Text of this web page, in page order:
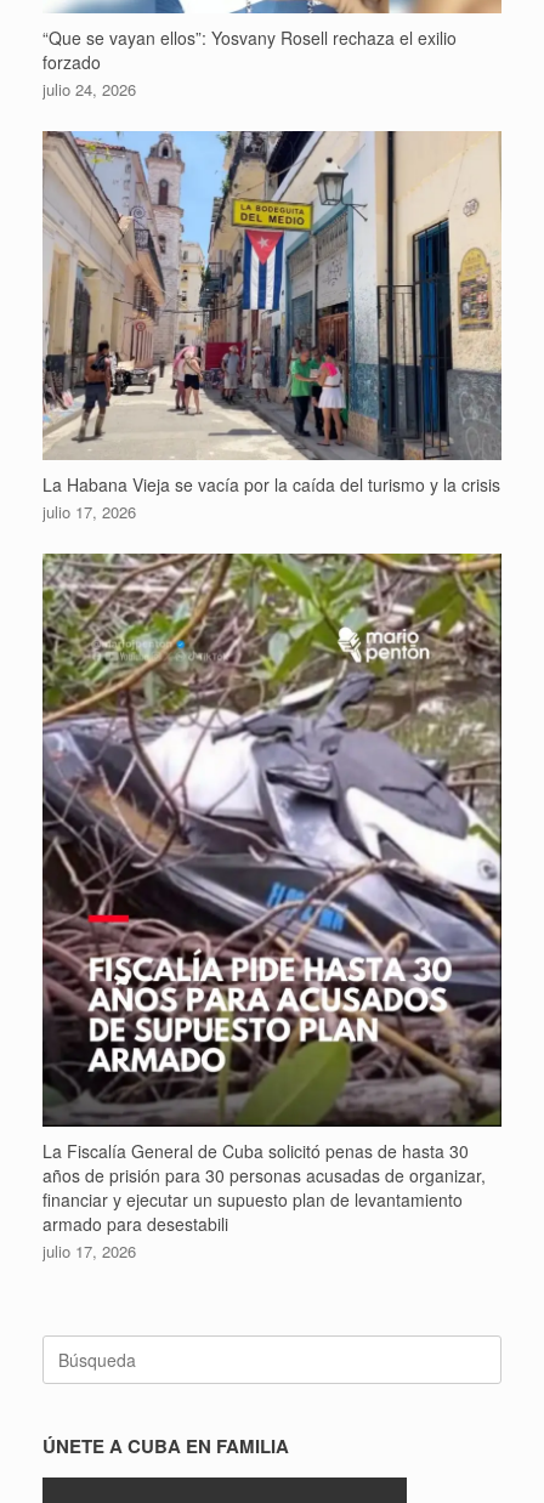
“Que se vayan ellos”: Yosvany Rosell rechaza el exilio
forzado
julio 24, 2026
La Habana Vieja se vacía por la caída del turismo y la crisis
julio 17, 2026
La Fiscalía General de Cuba solicitó penas de hasta 30
años de prisión para 30 personas acusadas de organizar,
financiar y ejecutar un supuesto plan de levantamiento
armado para desestabili
julio 17, 2026
ÚNETE A CUBA EN FAMILIA